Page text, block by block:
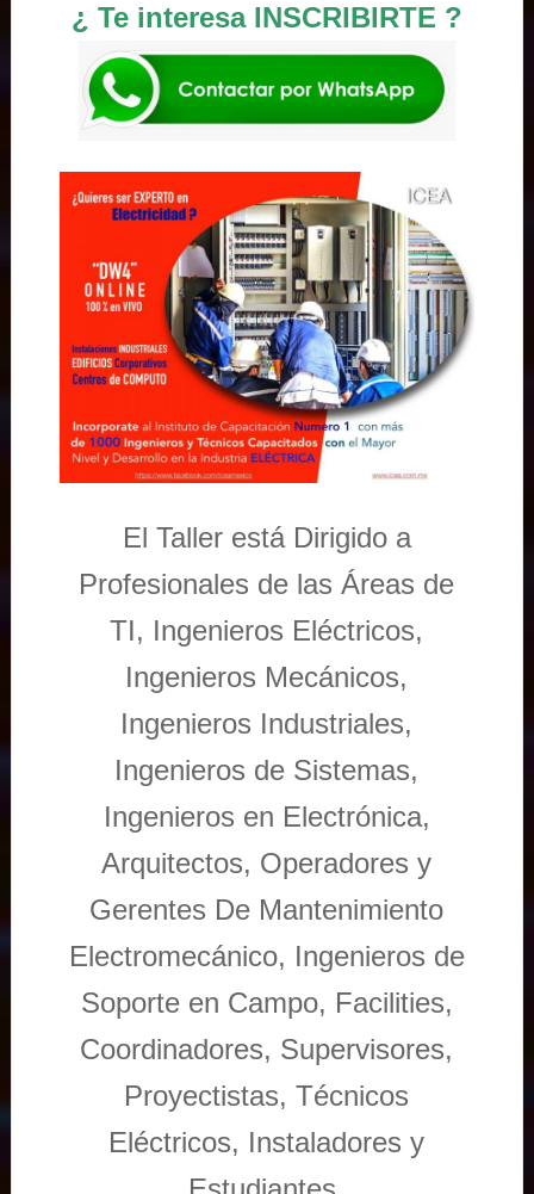
¿ Te interesa INSCRIBIRTE ?
El Taller está Dirigido a
Profesionales de las Áreas de
TI, Ingenieros Eléctricos,
Ingenieros Mecánicos,
Ingenieros Industriales,
Ingenieros de Sistemas,
Ingenieros en Electrónica,
Arquitectos, Operadores y
Gerentes De Mantenimiento
Electromecánico, Ingenieros de
Soporte en Campo, Facilities,
Coordinadores, Supervisores,
Proyectistas, Técnicos
Eléctricos, Instaladores y